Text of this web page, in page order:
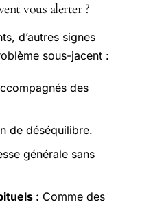
vous alerter ?
d’autres signes
sous-jacent :
des
de déséquilibre.
générale sans
: Comme des